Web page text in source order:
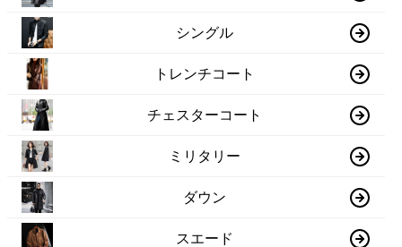
シングル
トレンチコート
チェスターコート
ミリタリー
ダウン
スエード